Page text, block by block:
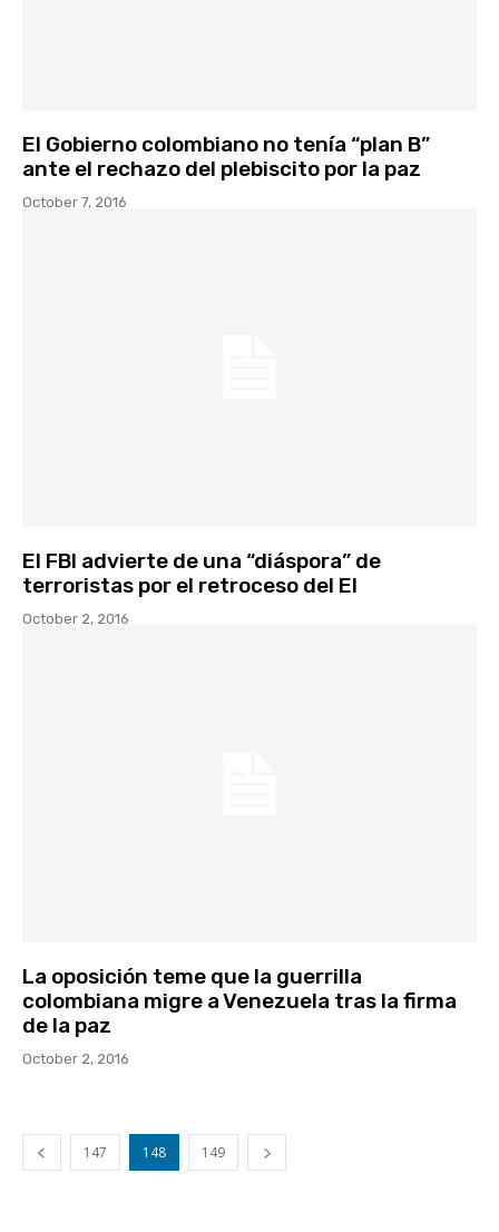
El Gobierno colombiano no tenía “plan B”
ante el rechazo del plebiscito por la paz
October 7, 2016
El FBI advierte de una “diáspora” de
terroristas por el retroceso del EI
October 2, 2016
La oposición teme que la guerrilla
colombiana migre a Venezuela tras la firma
de la paz
October 2, 2016
147 148 149